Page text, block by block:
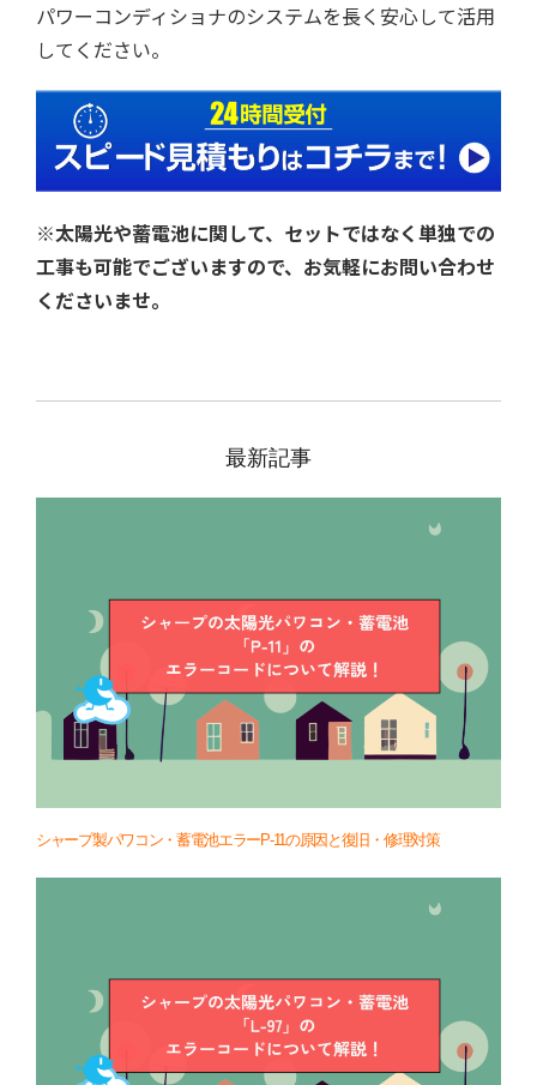
パワーコンディショナのシステムを長く安心して活用
してください。
※太陽光や蓄電池に関して、セットではなく単独での
工事も可能でございますので、お気軽にお問い合わせ
くださいませ。
最新記事
シャープ製パワコン・蓄電池エラーP-11の原因と復旧・修理対策